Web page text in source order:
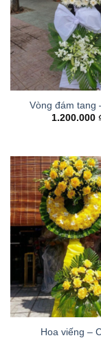
Vòng đám tang
1.200.000
Hoa viếng –